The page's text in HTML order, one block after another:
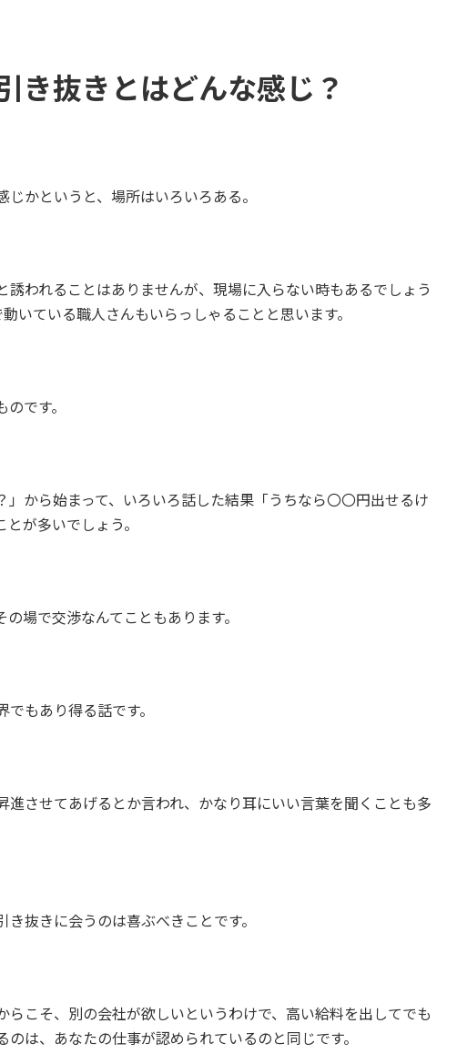
き抜きとはどんな感じ？
かというと、場所はいろいろある。
われることはありませんが、現場に入らない時もあるでしょう
いている職人さんもいらっしゃることと思います。
です。
」から始まって、いろいろ話した結果「うちなら〇〇円出せるけ
が多いでしょう。
場で交渉なんてこともあります。
もあり得る話です。
進させてあげるとか言われ、かなり耳にいい言葉を聞くことも多
抜きに会うのは喜ぶべきことです。
らこそ、別の会社が欲しいというわけで、高い給料を出してでも
は、あなたの仕事が認められているのと同じです。